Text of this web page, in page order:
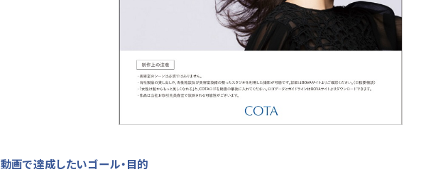
動画で達成したいゴール・目的